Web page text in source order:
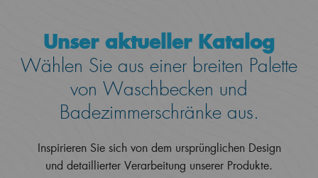
Unser aktueller Katalog
Wählen Sie aus einer breiten Palette
von Waschbecken und
Badezimmerschränke aus.
Inspirieren Sie sich von dem ursprünglichen Design
und detaillierter Verarbeitung unserer Produkte.